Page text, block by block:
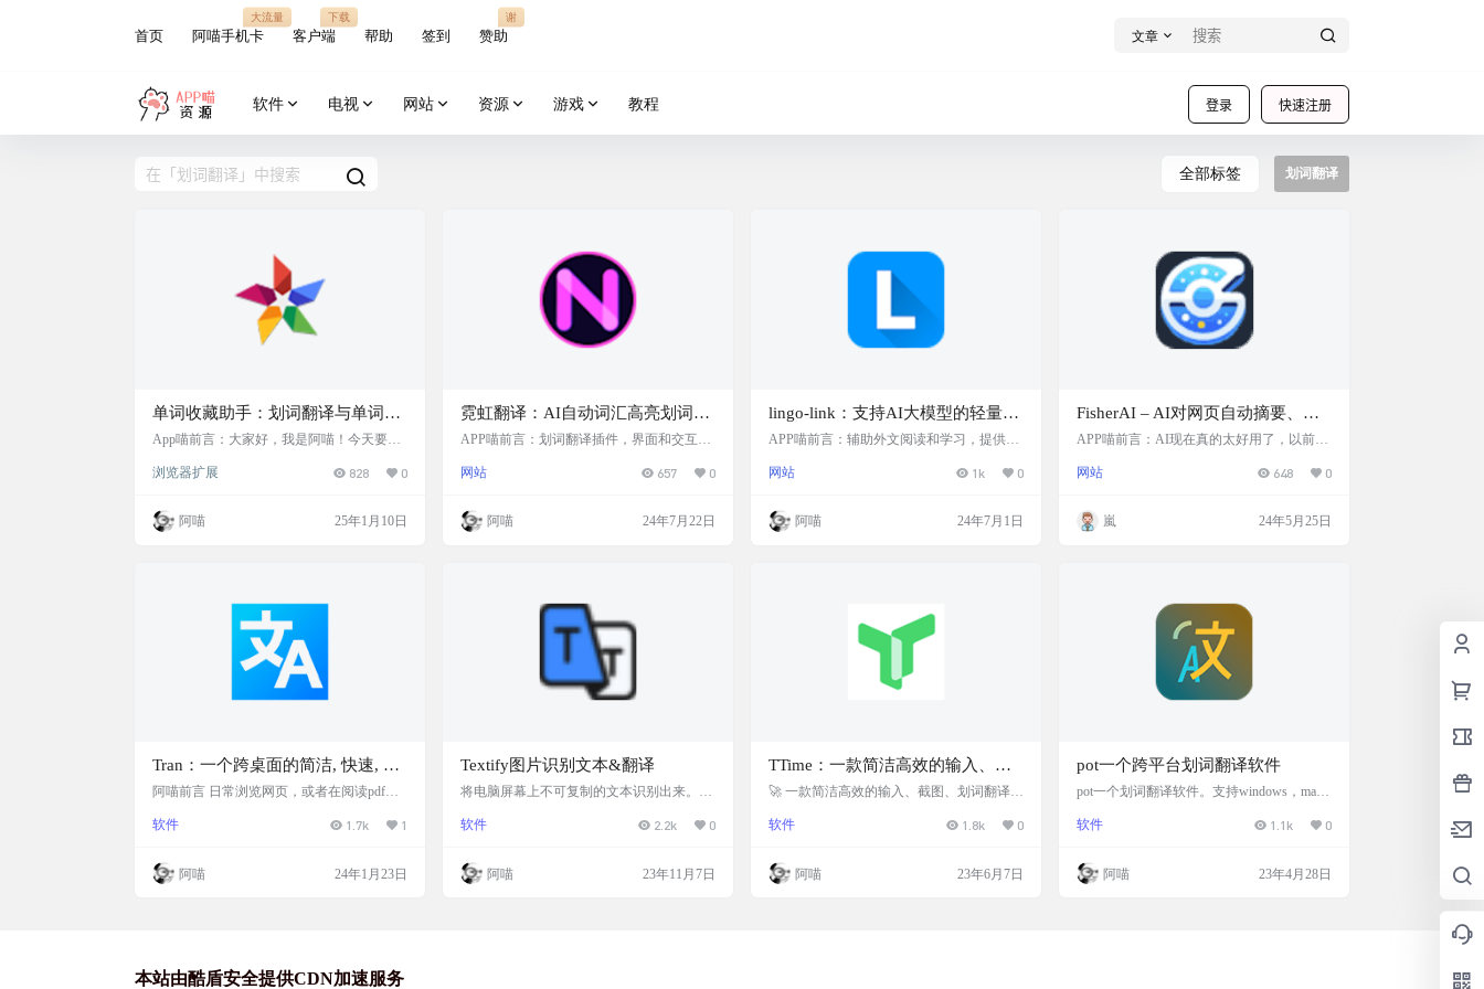
首页 阿喵手机卡
大流量
客户端
下载
帮助 签到 赞助
谢
文章
登录 快速注册
软件 电视 网站 资源 游戏 教程
全部标签 划词翻译
单词收藏助手：划词翻译与单词收
藏，轻松积累英语词汇，支持通过
App喵前言：大家好，我是阿喵！今天要跟
词收藏助手。无论你是在学习英语，还是在
助你轻松收藏和复习单词，非常适合需要提
升英语水平的朋友们哦！ 扩展简介 单词收
浏览器扩展 828 0
阿喵 25年1月10日
霓虹翻译：AI自动词汇高亮划词翻
译插件
APP喵前言：划词翻译插件，界面和交互做
停即可显示释义，经常阅读外文网页的可以
介 霓虹翻译是一个界面友好、交互便捷的划
词翻译插件，它通过自动高亮已翻译单词、
通，非常适合…
网站 657 0
阿喵 24年7月22日
lingo-link：支持AI大模型的轻量级
AI划词翻译浏览器插件
APP喵前言：辅助外文阅读和学习，提供词
能。 插件简介 lingo-link 是一款支持大模型
术为用户提供快速、准确的即时翻译服务。
只需选中文本，即可获得多语言的翻译结
网站 1k 0
阿喵 24年7月1日
FisherAI – AI对网页自动摘要、翻
译、对话的Chrome 插件
APP喵前言：AI现在真的太好用了，以前浏
是不知道啥是重点。现在有了AI，AI可以帮
大大提高你的效率。今天阿喵就给大家分享
一个利用AI对网页自动摘要、翻译、对话的
网站 648 0
嵐 24年5月25日
Tran：一个跨桌面的简洁, 快速, 划
词翻译工具软件
阿喵前言 日常浏览网页，或者在阅读pdf，
总会遇到一些不知道意思的单词或者句子，
度翻译，谷歌翻译，有道翻译或者词典软件
去黏贴查询吗？效率太低了，今天阿喵给你
软件 1.7k 1
阿喵 24年1月23日
Textify图片识别文本&翻译
将电脑屏幕上不可复制的文本识别出来。且
览器并搜索文本框内的文字，或一键翻译文
认是 shift + 鼠标右键 Esc 键关闭捕获窗口 自
定义下方按钮，可以增删改按钮 文档 软件
软件 2.2k 0
阿喵 23年11月7日
TTime：一款简洁高效的输入、截
图、划词翻译软件
🚀 一款简洁高效的输入、截图、划词翻译软
creenshot, and word translation software 截图
翻译 目前已集成翻译/文字识别服务 翻译源/
文字识别申请参考 与「Pot」对比 ▫️重量方
软件 1.8k 0
阿喵 23年6月7日
pot一个跨平台划词翻译软件
pot一个划词翻译软件。支持windows，macO
译！ 🚀Tauri驱动 Rust + React 开发，界面美
谷歌、DeepL、Open AI等多个接口！ 名字
来源 pot(Translator of Pylogmon | 派了个萌的
软件 1.1k 0
阿喵 23年4月28日
本站由酷盾安全提供CDN加速服务